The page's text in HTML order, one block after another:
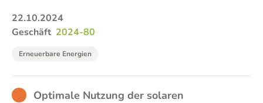
22.10.2024
Geschäft 2024-80
Erneuerbare Energien
BAD Optimale Nutzung der solaren